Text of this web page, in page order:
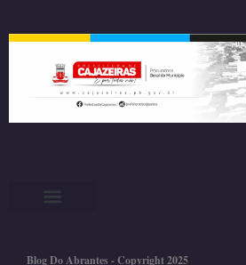
Blog Do Abrantes - Copyright 2025